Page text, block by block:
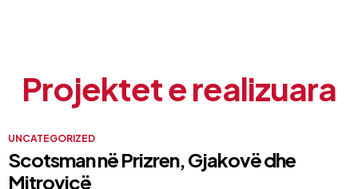
Projektet e realizuara
UNCATEGORIZED
Scotsman në Prizren, Gjakovë dhe
Mitrovicë